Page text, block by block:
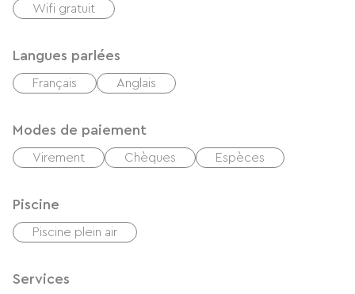
Wifi gratuit
Langues parlées
Français Anglais
Modes de paiement
Virement Chèques Espèces
Piscine
Piscine plein air
Services